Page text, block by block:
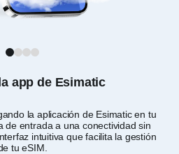
app de Esimatic
la aplicación de Esimatic en tu
de entrada a una conectividad sin
intuitiva que facilita la gestión
tu eSIM.
1